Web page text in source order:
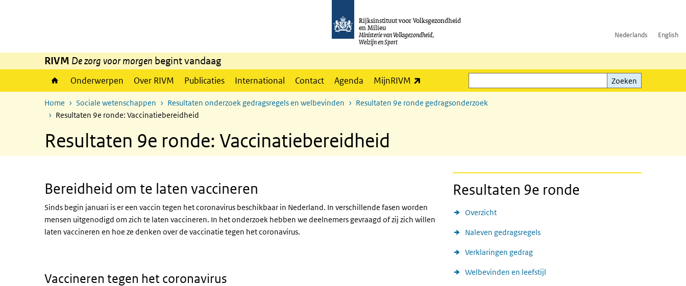
Rijksinstituut voor Volksgezondheid
en Milieu
Ministerie van Volksgezondheid,
Welzijn en Sport
Nederlands English
RIVM De zorg voor morgen begint vandaag
Onderwerpen Over RIVM Publicaties International Contact Agenda MijnRIVM
Zoeken
Zoeken
Home Sociale wetenschappen Resultaten onderzoek gedragsregels en welbevinden
Resultaten 9e ronde gedragsonderzoek
Resultaten 9e ronde: Vaccinatiebereidheid
Resultaten 9e ronde: Vaccinatiebereidheid
Bereidheid om te laten vaccineren
Sinds begin januari is er een vaccin tegen het coronavirus beschikbaar in Nederland. In verschillende fasen worden
mensen uitgenodigd om zich te laten vaccineren. In het onderzoek hebben we deelnemers gevraagd of zij zich willen
laten vaccineren en hoe ze denken over de vaccinatie tegen het coronavirus.
Vaccineren tegen het coronavirus
Resultaten 9e ronde
Overzicht
Naleven gedragsregels
Verklaringen gedrag
Welbevinden en leefstijl